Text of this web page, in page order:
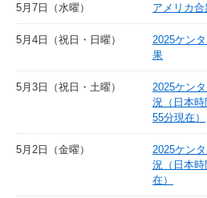
5月7日（水曜） アメリカ
5月4日（祝日・日曜）
2025ケン
果
5月3日（祝日・土曜）
2025ケン
況（日本
55分現在）
5月2日（金曜）
2025ケン
況（日本
在）